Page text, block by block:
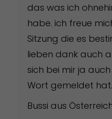
das was ich
habe. ich freue
Sitzung die es
lieben dank auch
sich bei mir ja
Wort gemeldet hat.
Bussi aus